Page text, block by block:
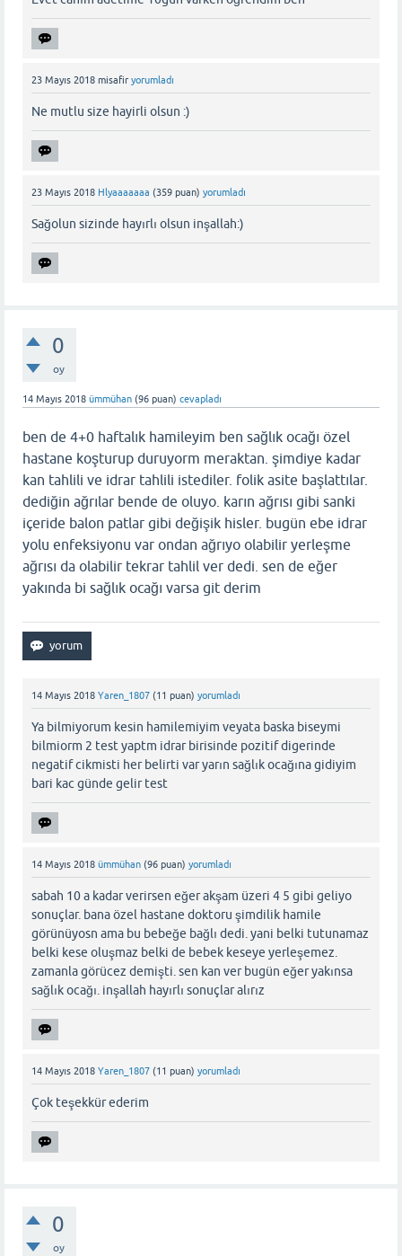
23 Mayıs 2018 misafir yorumladı
Ne mutlu size hayirli olsun :)
23 Mayıs 2018 Hlyaaaaaaa (359 puan) yorumladı
Sağolun sizinde hayırlı olsun inşallah:)
0
oy
14 Mayıs 2018 ümmühan (96 puan) cevapladı
ben de 4+0 haftalık hamileyim ben sağlık ocağı özel
hastane koşturup duruyorm meraktan. şimdiye kadar
kan tahlili ve idrar tahlili istediler. folik asite başlattılar.
dediğin ağrılar bende de oluyo. karın ağrısı gibi sanki
içeride balon patlar gibi değişik hisler. bugün ebe idrar
yolu enfeksiyonu var ondan ağrıyo olabilir yerleşme
ağrısı da olabilir tekrar tahlil ver dedi. sen de eğer
yakında bi sağlık ocağı varsa git derim
14 Mayıs 2018 Yaren_1807 (11 puan) yorumladı
Ya bilmiyorum kesin hamilemiyim veyata baska biseymi
bilmiorm 2 test yaptm idrar birisinde pozitif digerinde
negatif cikmisti her belirti var yarın sağlık ocağına gidiyim
bari kac günde gelir test
14 Mayıs 2018 ümmühan (96 puan) yorumladı
sabah 10 a kadar verirsen eğer akşam üzeri 4 5 gibi geliyo
sonuçlar. bana özel hastane doktoru şimdilik hamile
görünüyosn ama bu bebeğe bağlı dedi. yani belki tutunamaz
belki kese oluşmaz belki de bebek keseye yerleşemez.
zamanla görücez demişti. sen kan ver bugün eğer yakınsa
sağlık ocağı. inşallah hayırlı sonuçlar alırız
14 Mayıs 2018 Yaren_1807 (11 puan) yorumladı
Çok teşekkür ederim
0
oy